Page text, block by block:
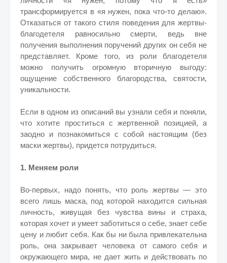
трансформируется в «я нужен, пока что-то делаю».
Отказаться от такого стиля поведения для жертвы-
благодетеля равносильно смерти, ведь вне
получения выполнения поручений других он себя не
представляет. Кроме того, из роли благодетеля
можно получить огромную вторичную выгоду:
ощущение собственного благородства, святости,
уникальности.
Если в одном из описаний вы узнали себя и поняли,
что хотите проститься с жертвенной позицией, а
заодно и познакомиться с собой настоящим (без
маски жертвы), придется потрудиться.
1. Меняем роли
Во-первых, надо понять, что роль жертвы — это
всего лишь маска, под которой находится сильная
личность, живущая без чувства вины и страха,
которая хочет и умеет заботиться о себе, знает себе
цену и любит себя. Как бы ни была привлекательна
роль, она закрывает человека от самого себя и
окружающего мира, не дает жить и действовать по